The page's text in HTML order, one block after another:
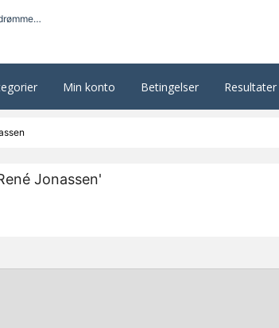
Min konto Betingelser Resultater
Jonassen'